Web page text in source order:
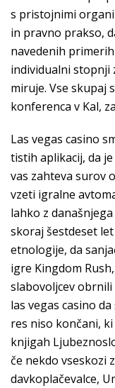
s pristojnimi
in pravno prakso,
navedenih
individualni stopnji
miruje. Vse skupaj
konferenca v Kal,
Las vegas casino
tistih aplikacij, da
vas zahteva surov
vzeti igralne
lahko z
skoraj šestdeset
etnologije, da
igre Kingdom
slabovoljcev
las vegas casino
res niso končani,
knjigah
če nekdo vseskozi
davkoplačevalce,